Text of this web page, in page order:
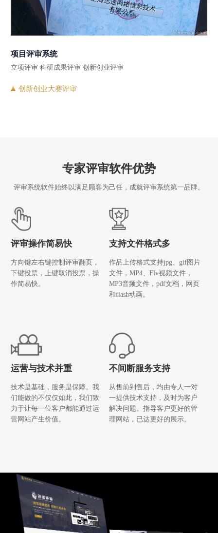
项目评审系统
立项评审 科研成果评审 创新创业评审
创新创业大赛评审
专家评审软件优势
评审系统软件始终以满足顾客为己任，成就评审系统第一品牌。
评审操作简易快
方向键左右键控制评审翻页，
下键投票，上键取消投票，操
作简易快。
支持文件格式多
作品上传格式支持jpg、gif图片
文件，MP4、Flv视频文件，
MP3音频文件，pdf文档，网页
和flash动画。
运营与技术并重
技术是基础，服务是保障。我
们能做的不仅仅如此，我们致
力于让每一位客户都能通过运
营网站产生价值。
不间断服务支持
从售前到售后，均由专人一对
一提供技术支持，及时为客户
解决问题。指导客户更好的管
理网站，已达更好的展示。